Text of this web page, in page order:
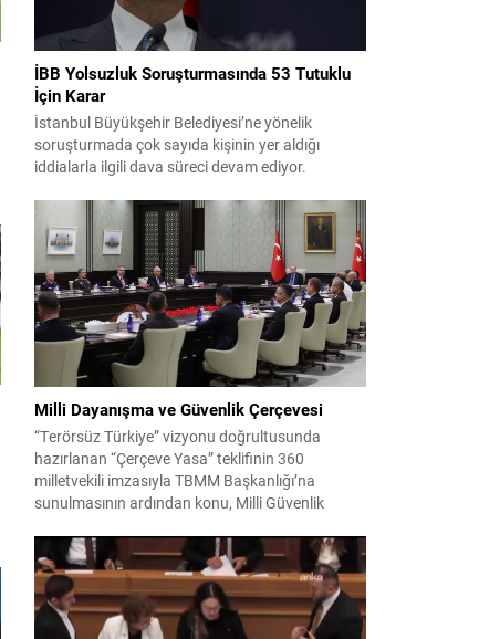
İBB Yolsuzluk Soruşturmasında 53 Tutuklu
İçin Karar
İstanbul Büyükşehir Belediyesi’ne yönelik
soruşturmada çok sayıda kişinin yer aldığı
iddialarla ilgili dava süreci devam ediyor.
sanıkların tutukluluk hallerini ayrı ayrı
değerlendirdi. İnceleme sonucunda, aralarında
Ekrem İmamoğlu’nun da bulunduğu 53 tutuklu
hakkında tutukluluk hallerinin sürdürülmesine
karar verildi. İddialar ve değerlendirilen talepler
Soruşturma kapsamında sanıklara yöneltilen...
Milli Dayanışma ve Güvenlik Çerçevesi
“Terörsüz Türkiye” vizyonu doğrultusunda
hazırlanan “Çerçeve Yasa” teklifinin 360
milletvekili imzasıyla TBMM Başkanlığı’na
sunulmasının ardından konu, Milli Güvenlik
Toplantı sonrası yayımlanan sekiz maddelik
bildiri, ülke güvenliği ve bölgesel gelişmelere dair
değerlendirmeleri içermektedir. Yaklaşık 2 saat
15 dakika süren oturumun sonuç metninde;
terörle mücadele, bölgesel istikrar,...